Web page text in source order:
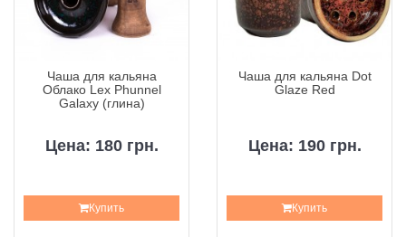
Чаша для кальяна
Облако Lex Phunnel
Galaxy (глина)
Цена: 180 грн.
Купить
Чаша для кальяна Dot
Glaze Red
Цена: 190 грн.
Купить